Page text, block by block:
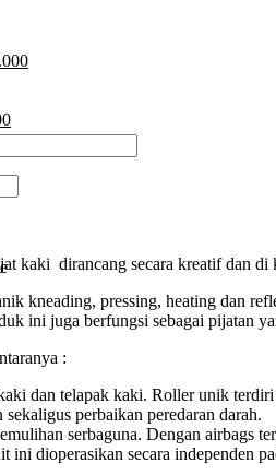
kaki dirancang secara kreatif dan
kneading, pressing, heating dan
ini juga berfungsi sebagai pijatan
:
dan telapak kaki. Roller unik terdiri
perbaikan peredaran darah.
serbaguna. Dengan airbags
ini dioperasikan secara independen